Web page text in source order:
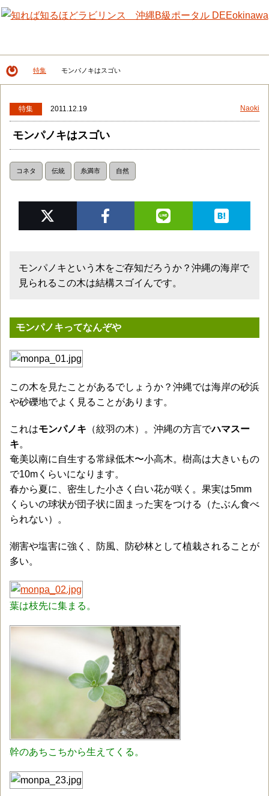
メニュー 検
DEEokinawaトップ
特集 モンパノキはスゴい
特集 2011.12.19 Naoki
モンパノキはスゴい
コネタ 伝統 糸満市 自然
モンパノキという木をご存知だろうか？沖縄の海岸で
見られるこの木は結構スゴイんです。
モンパノキってなんぞや
この木を見たことがあるでしょうか？沖縄では海岸の砂浜
や砂礫地でよく見ることがあります。
これはモンパノキ （紋羽の木）。沖縄の方言でハマスー
キ。
奄美以南に自生する常緑低木〜小高木。樹高は大きいもの
で10mくらいになります。
春から夏に、密生した小さく白い花が咲く。果実は5mm
くらいの球状が団子状に固まった実をつける（たぶん食べ
られない）。
潮害や塩害に強く、防風、防砂林として植栽されることが
多い。
葉は枝先に集まる。
幹のあちこちから生えてくる。